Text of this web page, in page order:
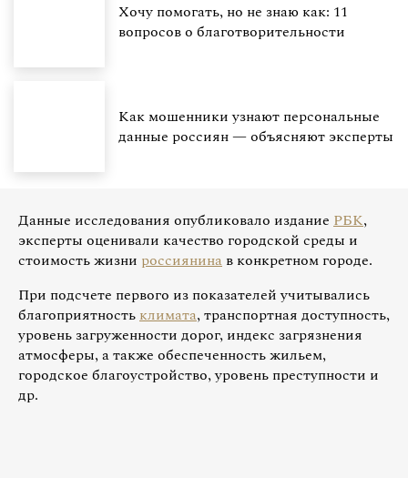
Хочу помогать, но не знаю как: 11
вопросов о благотворительности
Как мошенники узнают персональные
данные россиян — объясняют эксперты
Данные исследования опубликовало издание РБК,
эксперты оценивали качество городской среды и
стоимость жизни россиянина в конкретном городе.
При подсчете первого из показателей учитывались
благоприятностьклимата, транспортная доступность,
уровень загруженности дорог, индекс загрязнения
атмосферы, а также обеспеченность жильем,
городское благоустройство, уровень преступности и
др.